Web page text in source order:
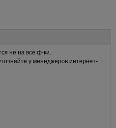
не на все ф-ки.
у менеджеров интернет-